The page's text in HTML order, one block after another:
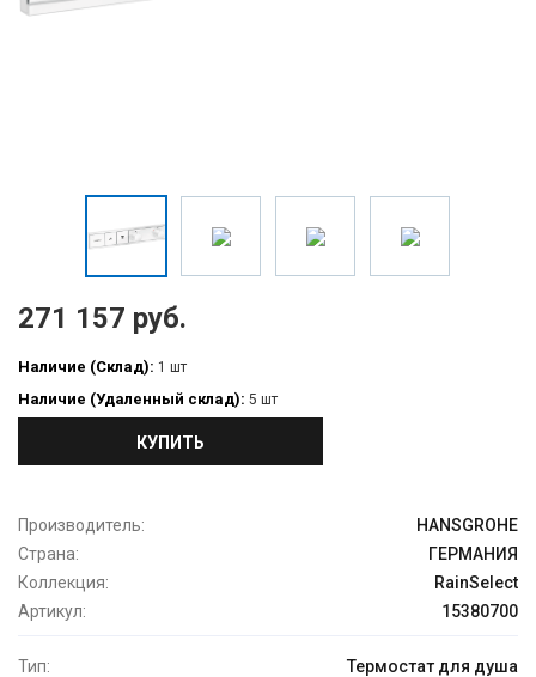
271 157 руб.
Наличие (Склад): 1 шт
Наличие (Удаленный склад): 5 шт
КУПИТЬ
Производитель:
HANSGROHE
Страна:
ГЕРМАНИЯ
Коллекция:
RainSelect
Артикул:
15380700
Тип:
Термостат для душа